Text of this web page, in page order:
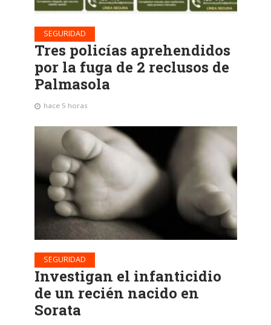
SEGURIDAD
Tres policías aprehendidos
por la fuga de 2 reclusos de
Palmasola
hace 5 horas
SEGURIDAD
Investigan el infanticidio
de un recién nacido en
Sorata